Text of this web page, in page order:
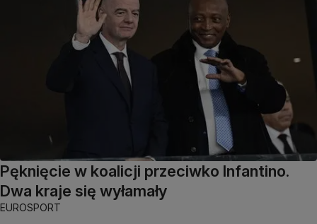
Pęknięcie w koalicji przeciwko Infantino.
Dwa kraje się wyłamały
EUROSPORT